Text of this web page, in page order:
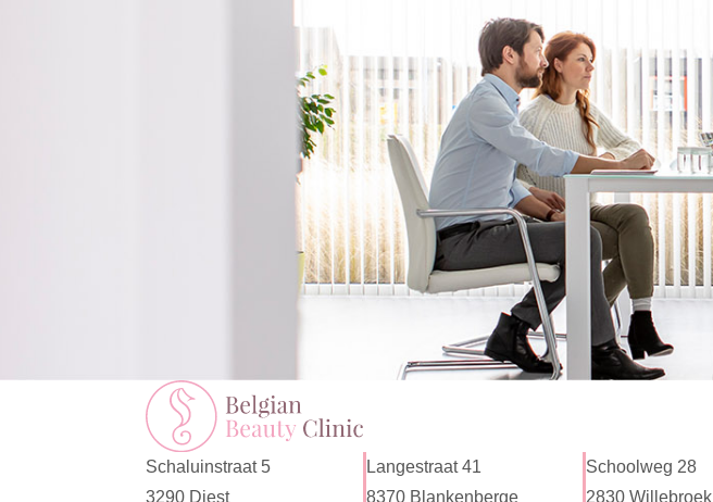
Schaluinstraat 5
3290 Diest
Langestraat 41
8370 Blankenberge
Schoolweg 28
2830 Willebroek